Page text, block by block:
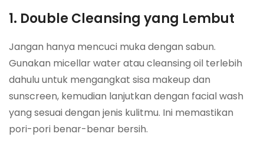
1. Double Cleansing yang Lembut
Jangan hanya mencuci muka dengan sabun.
Gunakan micellar water atau cleansing oil terlebih
dahulu untuk mengangkat sisa makeup dan
sunscreen, kemudian lanjutkan dengan facial wash
yang sesuai dengan jenis kulitmu. Ini memastikan
pori-pori benar-benar bersih.